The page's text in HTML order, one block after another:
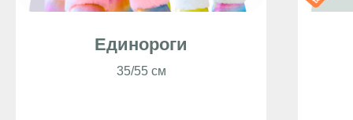
Единороги
35/55 см